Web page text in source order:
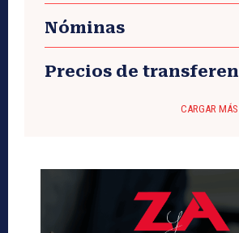
Nóminas
Precios de
CARGAR MÁS